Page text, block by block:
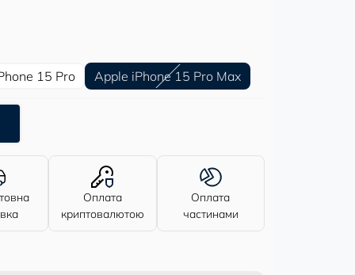
15 Pro Apple iPhone 15 Pro Max
Оплата
криптовалютою
Оплата
частинами